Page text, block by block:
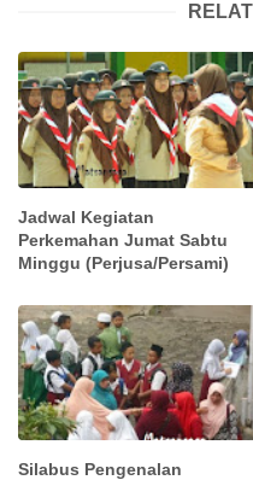
Jadwal Kegiatan
Perkemahan Jumat Sabtu
Minggu (Perjusa/Persami)
Silabus Pengenalan